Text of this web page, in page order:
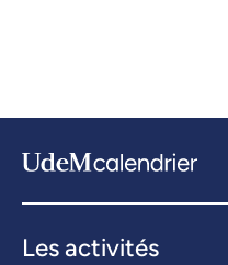
Les activités